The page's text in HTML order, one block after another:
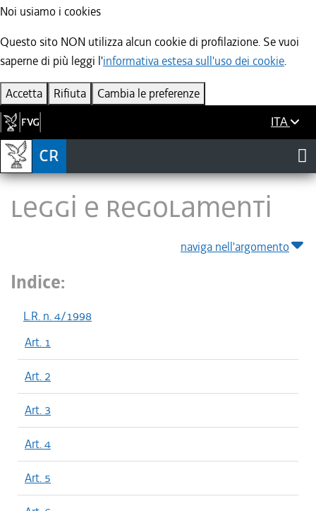
Noi usiamo i cookies
Questo sito NON utilizza alcun cookie di profilazione. Se vuoi
saperne di più leggi l'informativa estesa sull'uso dei cookie.
Accetta Rifiuta Cambia le preferenze
ITA
LEGGI E REGOLAMENTI
naviga nell'argomento
Indice:
L.R. n. 4/1998
Art. 1
Art. 2
Art. 3
Art. 4
Art. 5